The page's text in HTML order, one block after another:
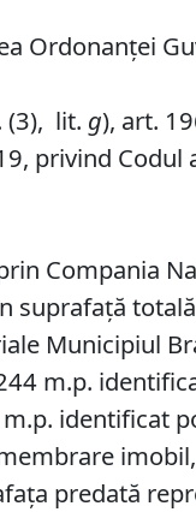
Ordonanței
(3), lit. g), art.
privind Codul
Compania
suprafață
Municipiul
m.p.
identificat
predată